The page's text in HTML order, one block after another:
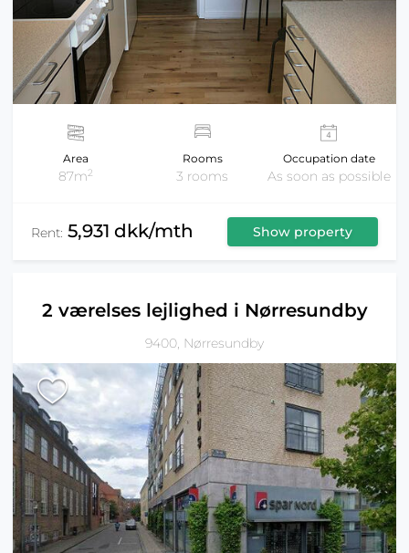
Area
87m2
Rooms
3 rooms
Occupation date
As soon as possible
Rent: 5,931 dkk/mth Show property
2 værelses lejlighed i Nørresundby
9400, Nørresundby